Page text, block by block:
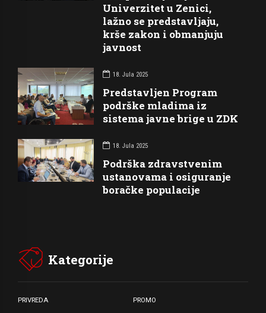
Univerzitet u Zenici,
lažno se predstavljaju,
krše zakon i obmanjuju
javnost
18. Jula 2025
Predstavljen Program
podrške mladima iz
sistema javne brige u ZDK
18. Jula 2025
Podrška zdravstvenim
ustanovama i osiguranje
boračke populacije
Kategorije
PRIVREDA PROMO